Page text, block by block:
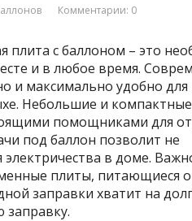
Комментарии: 0
плита с баллоном – это
и в любое время.
и максимально удобно
Небольшие и
помощниками для
под баллон позволит не
электричества в доме.
плиты, питающиеся
заправки хватит на